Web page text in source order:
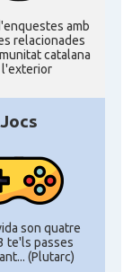
amb
relacionades
catalana
l'exterior
Jocs
son quatre
te'ls passes
(Plutarc)